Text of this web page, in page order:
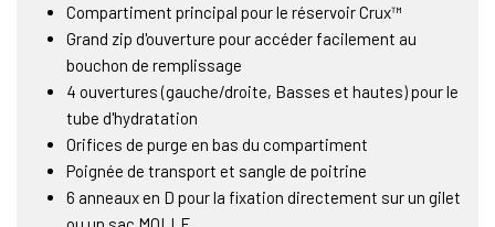
Compartiment principal pour le réservoir Crux™
Grand zip d'ouverture pour accéder facilement au
bouchon de remplissage
4 ouvertures (gauche/droite, Basses et hautes) pour le
tube d'hydratation
Orifices de purge en bas du compartiment
Poignée de transport et sangle de poitrine
6 anneaux en D pour la fixation directement sur un gilet